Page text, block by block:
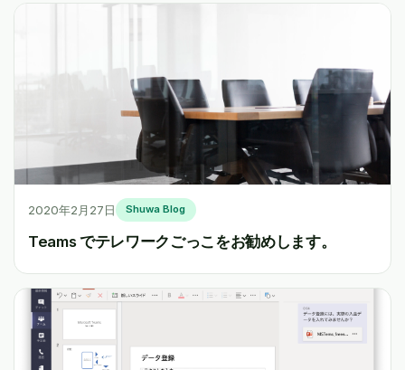
2020年2月27日 Shuwa Blog
Teams でテレワークごっこをお勧めします。